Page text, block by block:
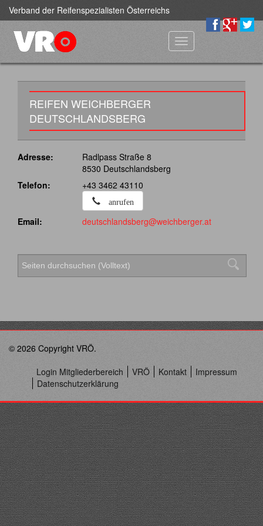
Verband der Reifenspezialisten Österreichs
Toggle
navigation
REIFEN WEICHBERGER
DEUTSCHLANDSBERG
Adresse:
Radlpass Straße 8
8530 Deutschlandsberg
Telefon:
+43 3462 43110
anrufen
Email: deutschlandsberg@weichberger.at
© 2026 Copyright VRÖ.
Login Mitgliederbereich
VRÖ Kontakt
Impressum
Datenschutzerklärung